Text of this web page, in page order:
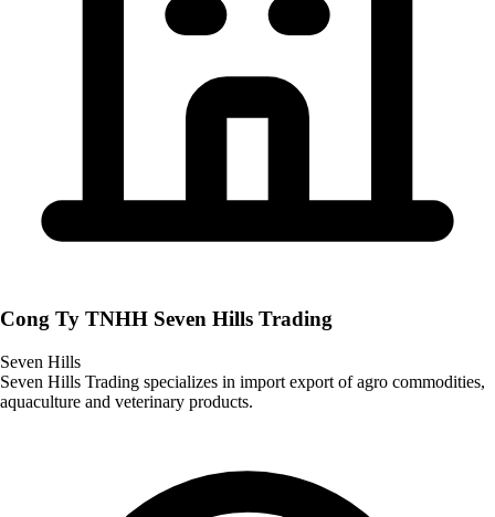
Cong Ty TNHH Seven Hills Trading
Seven Hills
Seven Hills Trading specializes in import export of agro commodities,
aquaculture and veterinary products.